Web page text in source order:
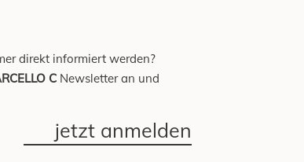
direkt informiert werden?
C Newsletter an und
jetzt anmelden